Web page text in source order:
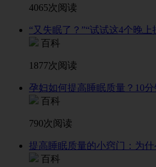
4065次阅读
“又失眠了？”“试试这4个晚
百科
1877次阅读
孕妇如何提高睡眠质量？10
百科
790次阅读
提高睡眠质量的小窍门：为
百科